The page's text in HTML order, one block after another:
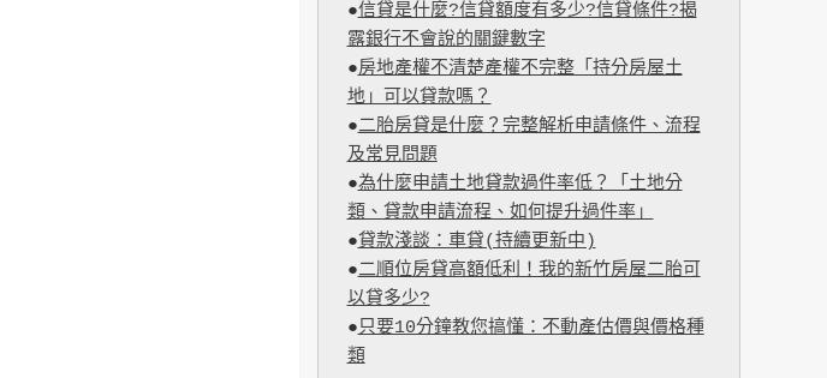
●信貸是什麼?信貸額度有多少?信貸條件?揭
露銀行不會說的關鍵數字
●房地產權不清楚產權不完整「持分房屋土
地」可以貸款嗎？
●二胎房貸是什麼？完整解析申請條件、流程
及常見問題
●為什麼申請土地貸款過件率低？「土地分
類、貸款申請流程、如何提升過件率」
●貸款淺談：車貸(持續更新中)
●二順位房貸高額低利！我的新竹房屋二胎可
以貸多少?
●只要10分鐘教您搞懂：不動產估價與價格種
類